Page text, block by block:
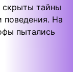
скрыты тайны
поведения. На
пытались